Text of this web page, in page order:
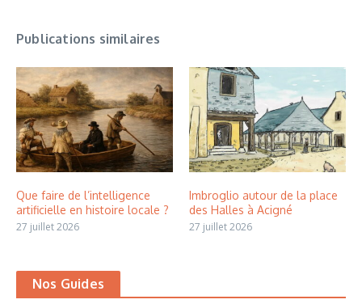
Publications similaires
Que faire de l’intelligence
artificielle en histoire locale ?
27 juillet 2026
Imbroglio autour de la place
des Halles à Acigné
27 juillet 2026
Nos Guides